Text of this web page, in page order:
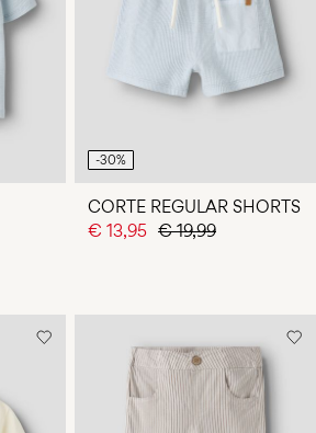
-30%
CORTE REGULAR SHORTS
€ 13,95 € 19,99